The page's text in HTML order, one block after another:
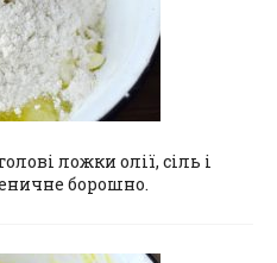
ложки олії, сіль і
борошно.